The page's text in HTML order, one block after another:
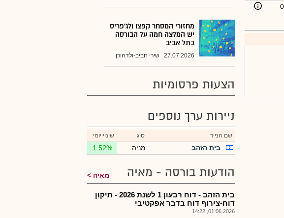
מחזורי המסחר קפצו ולג'פריס
יש המלצה חמה על הבורסה
בתל אביב
27.07.2026 שירי חביב-ולדהורן
הצעות פרסומיות
ניירות ערך נוספים
שם הנייר סוג שינוי יומי
בית הזהב מניה 1.52%
הודעות בורסה - מאיה מאיה
בית הזהב - דוח רבעון 1 לשנת 2026 - תיקון
דוח-צירוף דוח בדבר אפקטיבי
01.06.2026, 14:22